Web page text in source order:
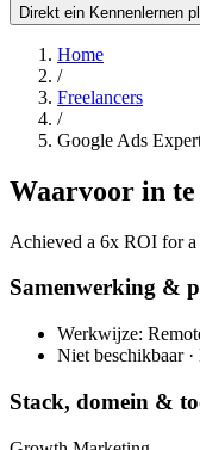
Direkt ein Kennenlernen
Home
/
Freelancers
/
Google Ads
Waarvoor in
Achieved a 6x ROI for
Samenwerking &
Werkwijze:
Niet beschikbaar
Stack, domein &